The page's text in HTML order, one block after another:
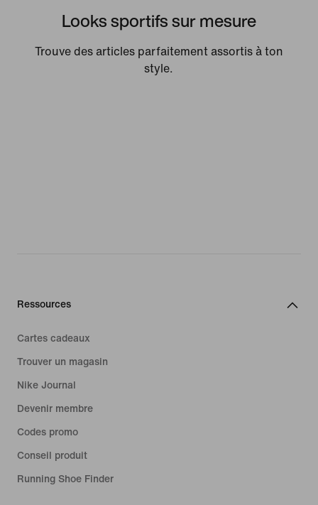
Looks sportifs sur mesure
Trouve des articles parfaitement assortis à ton
style.
Ressources
Cartes cadeaux
Trouver un magasin
Nike Journal
Devenir membre
Codes promo
Conseil produit
Running Shoe Finder